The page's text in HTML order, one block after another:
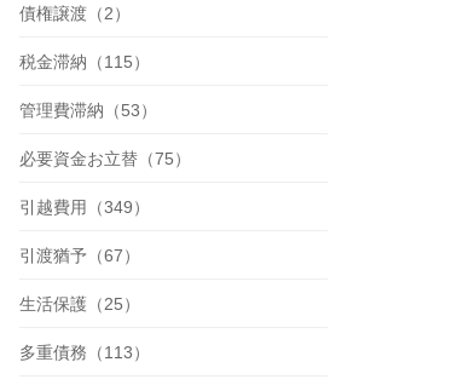
債権譲渡（2）
税金滞納（115）
管理費滞納（53）
必要資金お立替（75）
引越費用（349）
引渡猶予（67）
生活保護（25）
多重債務（113）